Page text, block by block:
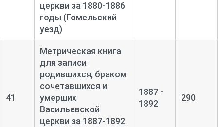
церкви за 1880-1886
годы (Гомельский
уезд)
41
Метрическая книга
для записи
родившихся, браком
сочетавшихся и
умерших
Васильевской
церкви за 1887-1892
1887 -
1892
290